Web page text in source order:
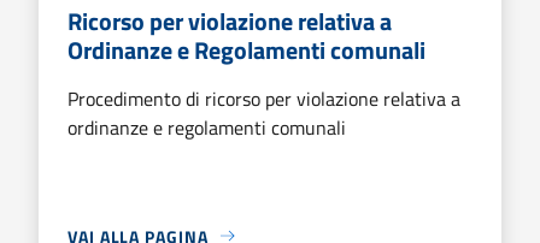
Ricorso per violazione relativa a
Ordinanze e Regolamenti comunali
Procedimento di ricorso per violazione relativa a
ordinanze e regolamenti comunali
VAI ALLA PAGINA